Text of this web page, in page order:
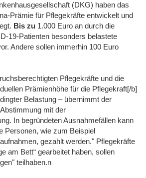
(DKG) haben das
Prämie für Pflegekräfte entwickelt und
Bis zu 1.000 Euro an durch die
19-Patienten besonders belastete
Andere sollen immerhin 100 Euro
Pflegekräfte und die
Prämienhöhe für die Pflegekraft[/b]
Belastung – übernimmt der
mit der
In begründeten Ausnahmefällen kann
Personen, wie zum Beispiel
gezahlt werden." Pflegekräfte
am Bett“ gearbeitet haben, sollen
teilhaben.n